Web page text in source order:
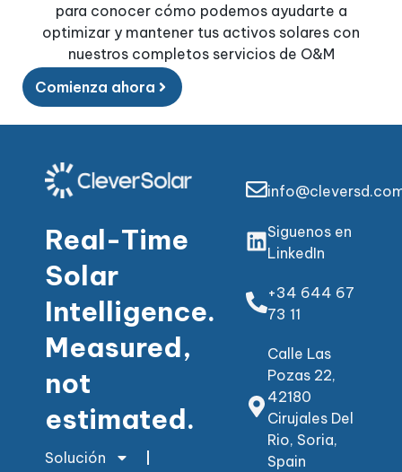
para conocer cómo podemos ayudarte a
optimizar y mantener tus activos solares con
nuestros completos servicios de O&M
Comienza ahora
Real-Time
Solar
Intelligence.
Measured,
not
estimated.
Solución
Siguenos en
LinkedIn
+34 644 67
73 11
Calle Las
Pozas 22,
42180
Cirujales Del
Rio, Soria,
Spain